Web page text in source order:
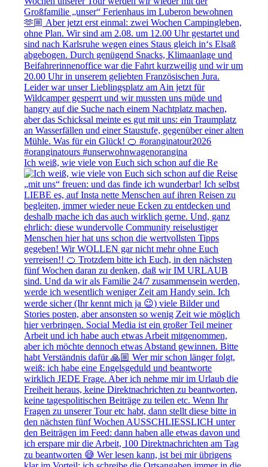
Ich weiß, wie viele von Euch sich schon auf die Re